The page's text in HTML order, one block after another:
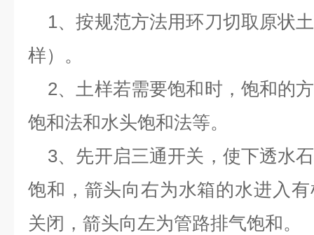
1、按规范方法用环刀切取原状
样）。
2、土样若需要饱和时，饱和的
饱和法和水头饱和法等。
3、先开启三通开关，使下透水
饱和，箭头向右为水箱的水进入
关闭，箭头向左为管路排气饱和。